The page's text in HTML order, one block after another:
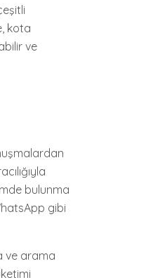
kota
ve
bulunma
gibi
ve arama